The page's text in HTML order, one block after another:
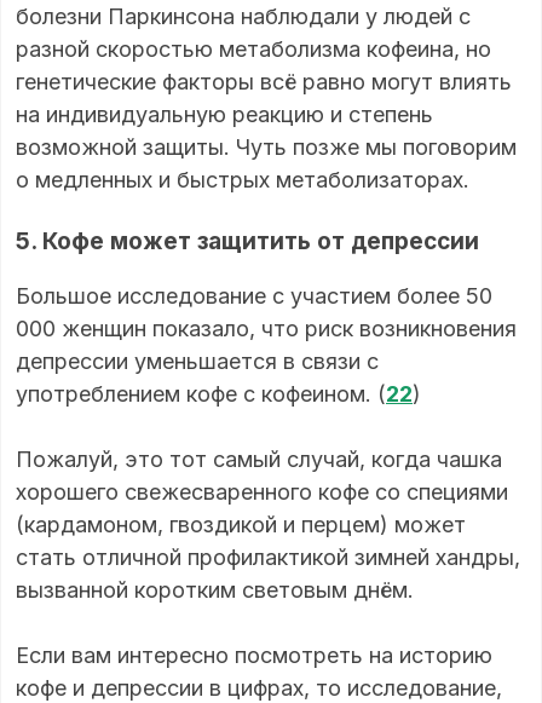
болезни Паркинсона наблюдали у людей с
разной скоростью метаболизма кофеина, но
генетические факторы всё равно могут влиять
на индивидуальную реакцию и степень
возможной защиты. Чуть позже мы поговорим
о медленных и быстрых метаболизаторах.
5. Кофе может защитить от депрессии
Большое исследование с участием более 50
000 женщин показало, что риск возникновения
депрессии уменьшается в связи с
употреблением кофе с кофеином. (22)
Пожалуй, это тот самый случай, когда чашка
хорошего свежесваренного кофе со специями
(кардамоном, гвоздикой и перцем) может
стать отличной профилактикой зимней хандры,
вызванной коротким световым днём.
Если вам интересно посмотреть на историю
кофе и депрессии в цифрах, то исследование,